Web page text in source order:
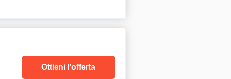
Ottieni l'offerta